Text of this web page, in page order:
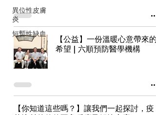
異位性皮膚
炎
短暫性缺血
【公益】一份溫暖心意帶來的
希望 | 六順預防醫學機構
【你知道這些嗎？】讓我們一起探討，疫